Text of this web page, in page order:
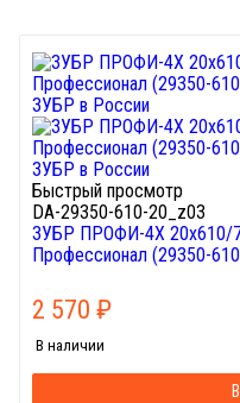
Быстрый просмотр
DA-29350-610-20_z03
ЗУБР ПРОФИ-4Х 20x610/
Профессионал (29350-
2 570 ₽
В наличии